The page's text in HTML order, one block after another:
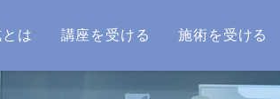
は 講座を受ける 施術を受ける